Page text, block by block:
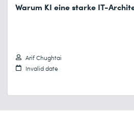
Warum KI eine starke IT-
Arif Chughtai
Invalid date